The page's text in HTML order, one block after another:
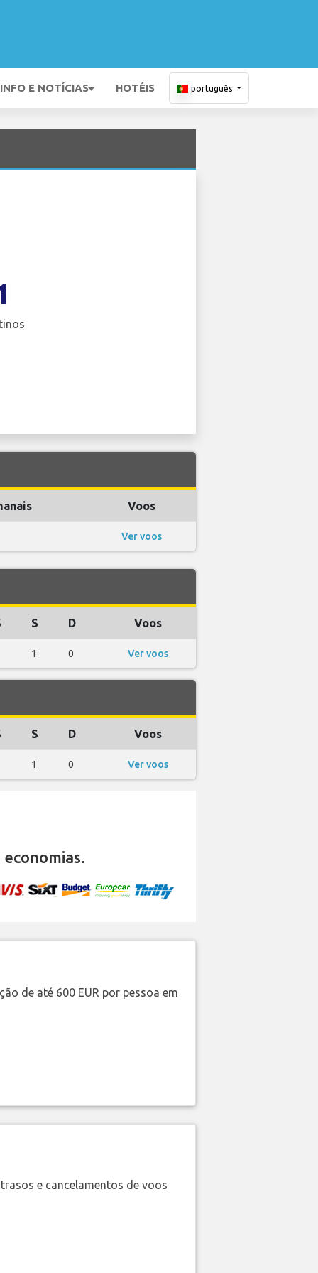
INFO E NOTÍCIAS HOTÉIS português
Voos
Ver voos
S D Voos
1 0 Ver voos
S D Voos
1 0 Ver voos
de até 600 EUR por pessoa em
e cancelamentos de voos